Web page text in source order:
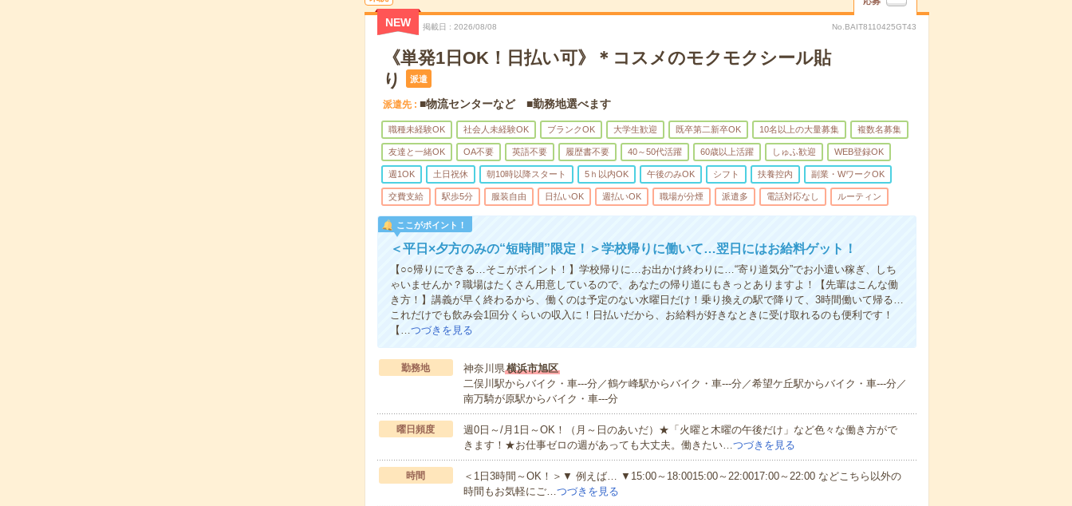
NEW 掲載日 2026/08/08 No.BAIT8110425GT43
《単発1日OK！日払い可》＊コスメのモクモクシール貼
り
派遣
派遣先 ■物流センターなど ■勤務地選べます
職種未経験OK 社会人未経験OK ブランクOK 大学生歓迎 既卒第二新卒OK 10名以上の大量募集 複数名募集
友達と一緒OK OA不要 英語不要 履歴書不要 40～50代活躍 60歳以上活躍 しゅふ歓迎 WEB登録OK
週1OK 土日祝休 朝10時以降スタート 5ｈ以内OK 午後のみOK シフト 扶養控内 副業・WワークOK
交費支給 駅歩5分 服装自由 日払いOK 週払いOK 職場が分煙 派遣多 電話対応なし ルーティン
ここがポイント！
＜平日×夕方のみの“短時間”限定！＞学校帰りに働いて…翌日にはお給料ゲット！
【○○帰りにできる…そこがポイント！】学校帰りに…お出かけ終わりに…“寄り道気分”でお小遣い稼ぎ、しち
ゃいませんか？職場はたくさん用意しているので、あなたの帰り道にもきっとありますよ！【先輩はこんな働
き方！】講義が早く終わるから、働くのは予定のない水曜日だけ！乗り換えの駅で降りて、3時間働いて帰る…
これだけでも飲み会1回分くらいの収入に！日払いだから、お給料が好きなときに受け取れるのも便利です！
【…つづきを見る
勤務地 神奈川県横浜市旭区
二俣川駅からバイク・車---分／鶴ケ峰駅からバイク・車---分／希望ケ丘駅からバイク・車---分／
南万騎が原駅からバイク・車---分
曜日頻度
週0日～/月1日～OK！（月～日のあいだ）★「火曜と木曜の午後だけ」など色々な働き方がで
きます！★お仕事ゼロの週があっても大丈夫。働きたい…つづきを見る
時間
＜1日3時間～OK！＞▼ 例えば… ▼15:00～18:0015:00～22:0017:00～22:00 などこちら以外の
時間もお気軽にご…つづきを見る